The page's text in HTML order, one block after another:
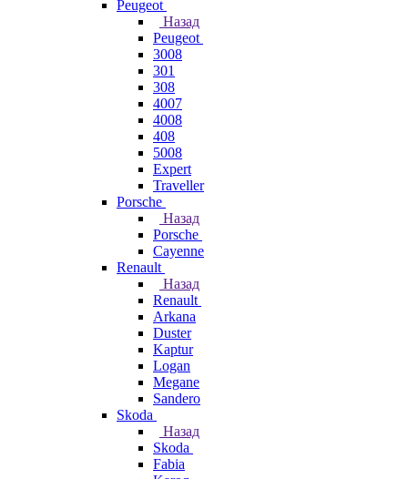
Peugeot
Назад
Peugeot
3008
301
308
4007
4008
408
5008
Expert
Traveller
Porsche
Назад
Porsche
Cayenne
Renault
Назад
Renault
Arkana
Duster
Kaptur
Logan
Megane
Sandero
Skoda
Назад
Skoda
Fabia